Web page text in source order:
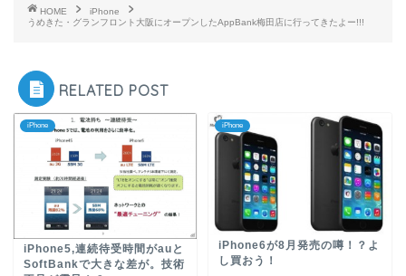
HOME
iPhone
うめきた・グランフロント大阪にオープンしたAppBank梅田店に行ってきたよー!!!
RELATED POST
iPhone
iPhone5,連続待受時間がauと
SoftBankで大きな差が。技術
iPhone
iPhone6が8月発売の噂！？よ
し買おう！